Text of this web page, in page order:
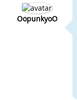
OopunkyoO